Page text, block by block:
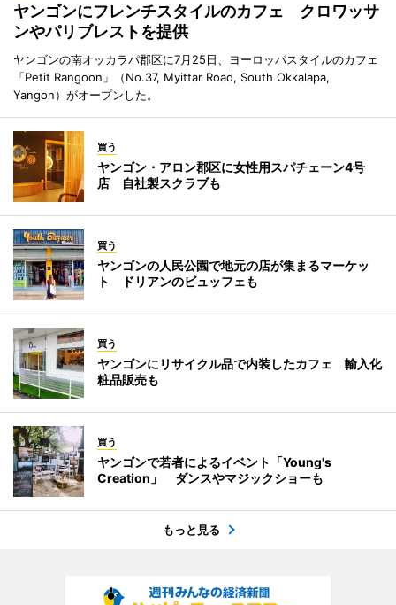
ヤンゴンにフレンチスタイルのカフェ クロワッサ
ンやパリブレストを提供
ヤンゴンの南オッカラパ郡区に7月25日、ヨーロッパスタイルのカフェ
「Petit Rangoon」（No.37, Myittar Road, South Okkalapa,
Yangon）がオープンした。
買う
ヤンゴン・アロン郡区に女性用スパチェーン4号
店 自社製スクラブも
買う
ヤンゴンの人民公園で地元の店が集まるマーケッ
ト ドリアンのビュッフェも
買う
ヤンゴンにリサイクル品で内装したカフェ 輸入化
粧品販売も
買う
ヤンゴンで若者によるイベント「Young's
Creation」 ダンスやマジックショーも
もっと見る